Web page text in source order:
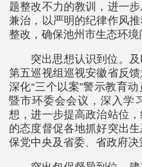
题整改不力的教训，进一
兼治，以严明的纪律作风
整改，确保池州市生态环境
突出思想认识到位。
第五巡视组巡视安徽省反
深化“三个以案”警示教育
暨市环委会会议，深入学
想，进一步提高政治站位
的态度督促各地抓好突出
保党中央及省委、省政府决